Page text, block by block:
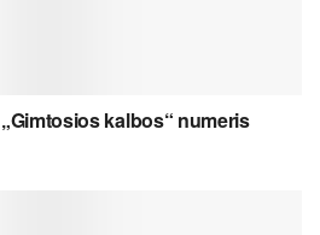
kalbos“ numeris